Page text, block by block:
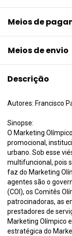
Meios de
Meios de envio
Descrição
Autores: Francisco
Sinopse:
O Marketing
promocional,
urbano. Sob esse
multifuncional, pois
faz do Marketing
agentes são o
(COI), os Comitês
patrocinadoras, as
prestadores de
Marketing Olímpico
estratégica do